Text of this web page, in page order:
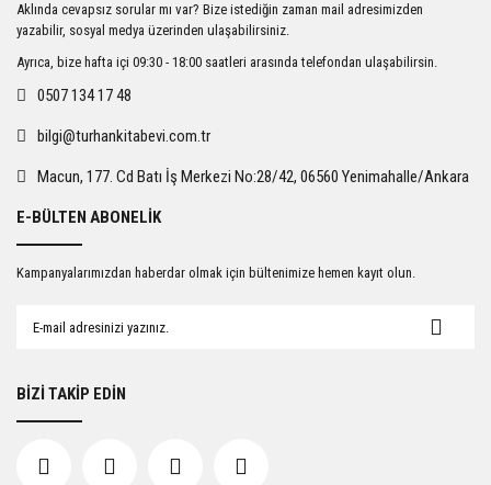
Ürün açıklamasında eksik bilgiler bulunuyor.
Ürün bilgilerinde hatalar bulunuyor.
Ürün fiyatı diğer sitelerden daha pahalı.
Gönder
Aklında cevapsız sorular mı var? Bize istediğin zaman mail adresimizden
yazabilir, sosyal medya üzerinden ulaşabilirsiniz.
Ayrıca, bize hafta içi 09:30 - 18:00 saatleri arasında telefondan ulaşabilirsin.
0507 134 17 48
bilgi@turhankitabevi.com.tr
Macun, 177. Cd Batı İş Merkezi No:28/42, 06560 Yenimahalle/Ankara
E-BÜLTEN ABONELİK
Kampanyalarımızdan haberdar olmak için bültenimize hemen kayıt olun.
BİZİ TAKİP EDİN